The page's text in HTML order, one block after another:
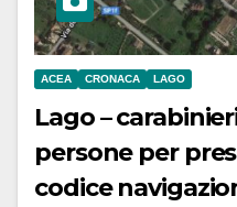
ACEA CRONACA LAGO
Lago –
persone per
codice